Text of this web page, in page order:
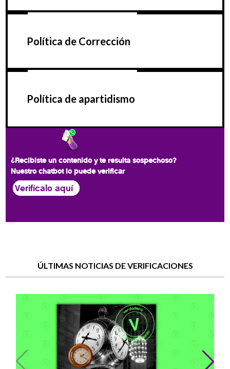
Política de Corrección
Política de apartidismo
¿Recibiste un contenido y te resulta sospechoso?
Nuestro chatbot lo puede verificar
Verifícalo aquí
ÚLTIMAS NOTICIAS DE VERIFICACIONES